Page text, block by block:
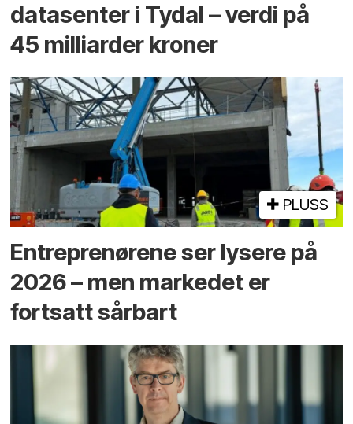
datasenter i Tydal – verdi på
45 milliarder kroner
PLUSS
Entreprenørene ser lysere på
2026 – men markedet er
fortsatt sårbart